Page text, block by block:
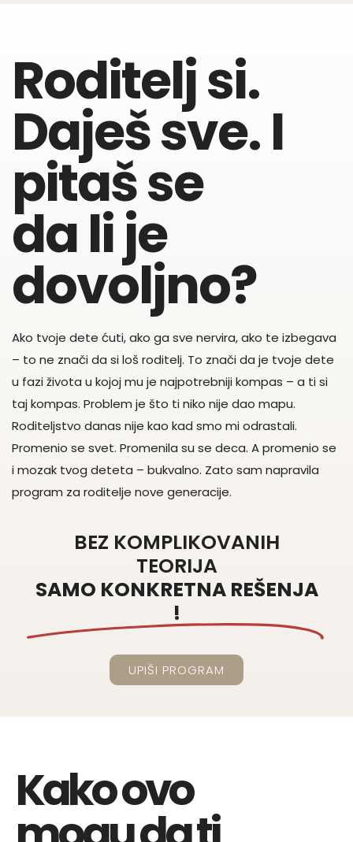
Roditelj si.
Daješ sve. I
pitaš se
da li je
dovoljno?
Ako tvoje dete ćuti, ako ga sve nervira, ako te izbegava
– to ne znači da si loš roditelj. To znači da je tvoje dete
u fazi života u kojoj mu je najpotrebniji kompas – a ti si
taj kompas. Problem je što ti niko nije dao mapu.
Roditeljstvo danas nije kao kad smo mi odrastali.
Promenio se svet. Promenila su se deca. A promenio se
i mozak tvog deteta – bukvalno. Zato sam napravila
program za roditelje nove generacije.
BEZ KOMPLIKOVANIH
TEORIJA
SAMO KONKRETNA REŠENJA
!
UPIŠI PROGRAM
Kako ovo